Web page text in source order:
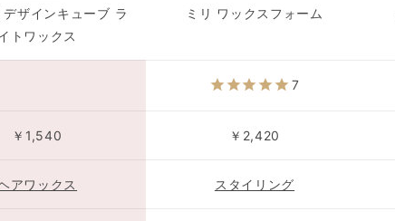
デザインキューブ ラ
トワックス
ミリ ワックスフォーム
7
￥1,540 ￥2,420
アワックス スタイリング